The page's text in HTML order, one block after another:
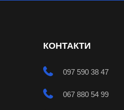
КОНТАКТИ
097 590 38 47
067 880 54 99